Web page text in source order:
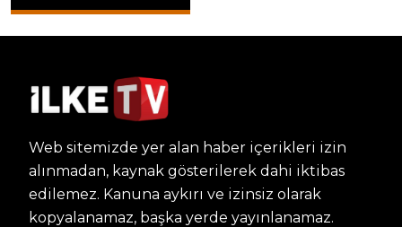
Web sitemizde yer alan haber içerikleri izin
alınmadan, kaynak gösterilerek dahi iktibas
edilemez. Kanuna aykırı ve izinsiz olarak
kopyalanamaz, başka yerde yayınlanamaz.